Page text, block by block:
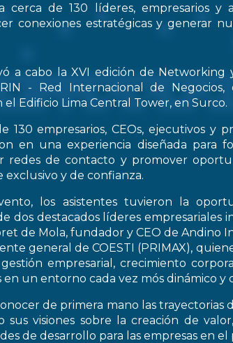
cerca de 130 líderes, empresarios y
conexiones estratégicas y generar
a cabo la XVI edición de Networking
- Red Internacional de
Edificio Lima Central Tower, en Surco.
130 empresarios, CEOs, ejecutivos y
en una experiencia diseñada para
redes de contacto y promover
y de confianza.
los asistentes tuvieron la
dos destacados líderes empresariales
de Mola, fundador y CEO de Andino
general de COESTI (PRIMAX),
empresarial, crecimiento
un entorno cada vez mós dinámico y
de primera mano las trayectorias
sus visiones sobre la creación de
de desarrollo para las empresas en el